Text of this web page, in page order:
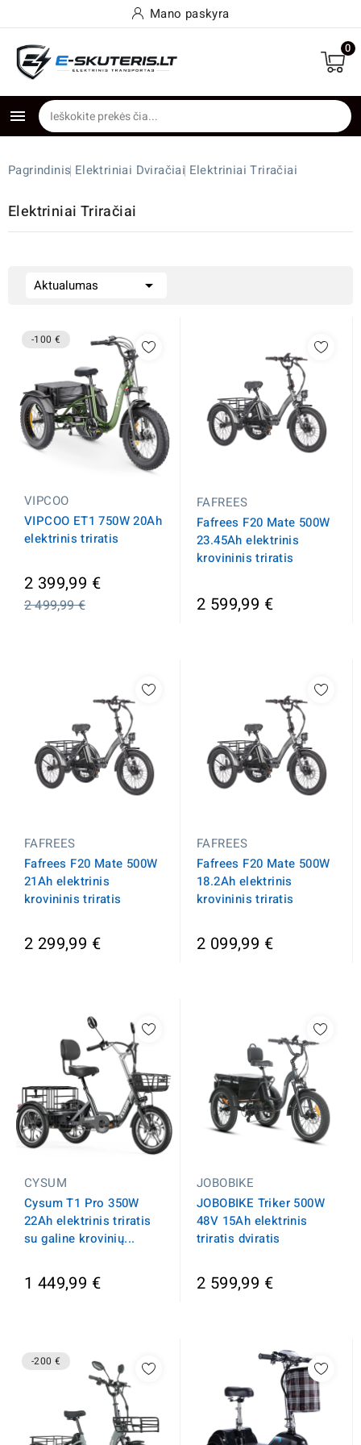
Mano paskyra
0

Pagrindinis Elektriniai Dviračiai Elektriniai Triračiai
Elektriniai Triračiai
Aktualumas 
-100 €
VIPCOO
VIPCOO ET1 750W 20Ah
elektrinis triratis
2 399,99 €Įprasta
2 499,99 €
FAFREES
Fafrees F20 Mate 500W
23.45Ah elektrinis
krovininis triratis
2 599,99 €
FAFREES
Fafrees F20 Mate 500W
21Ah elektrinis
krovininis triratis
2 299,99 €
FAFREES
Fafrees F20 Mate 500W
18.2Ah elektrinis
krovininis triratis
2 099,99 €
CYSUM
Cysum T1 Pro 350W
22Ah elektrinis triratis
su galine krovinių...
1 449,99 €
JOBOBIKE
JOBOBIKE Triker 500W
48V 15Ah elektrinis
triratis dviratis
2 599,99 €
-200 €